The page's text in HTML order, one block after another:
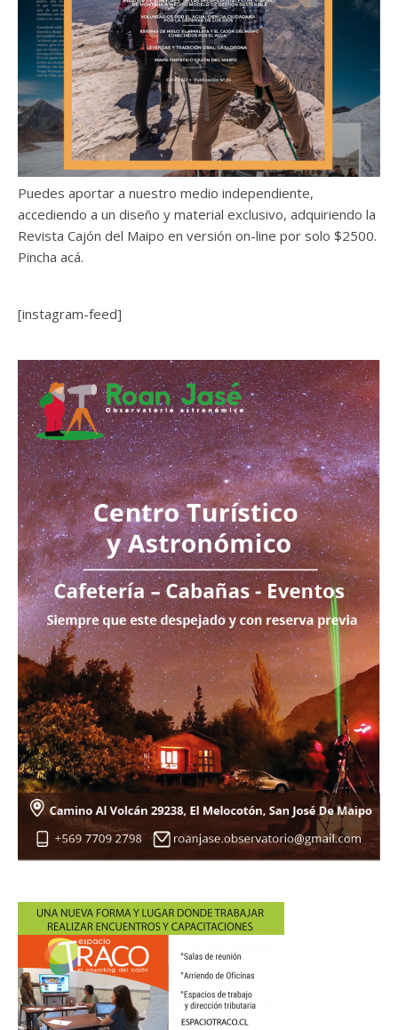
Puedes aportar a nuestro medio independiente,
accediendo a un diseño y material exclusivo, adquiriendo la
Revista Cajón del Maipo en versión on-line por solo $2500.
Pincha acá.
[instagram-feed]